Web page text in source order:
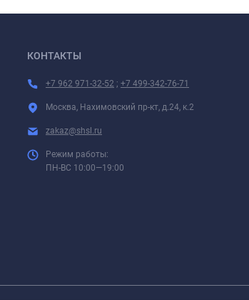
КОНТАКТЫ
+7 962 971-32-52 ; +7 499-342-76-71
Москва, Нахимовский пр-кт, д.24, к.2
zakaz@shsl.ru
Режим работы:
ПН-ВС 10:00—19:00